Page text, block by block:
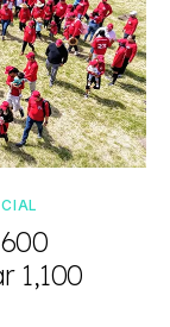
1,100